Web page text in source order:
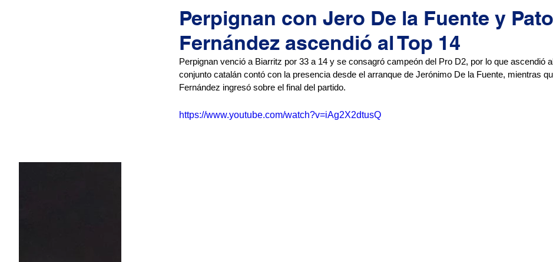
Perpignan con Jero De la Fuente y Pato
Fernández ascendió al Top 14
Perpignan venció a Biarritz por 33 a 14 y se consagró campeón del Pro D2, por lo que ascendió
conjunto catalán contó con la presencia desde el arranque de Jerónimo De la Fuente, mientras
Fernández ingresó sobre el final del partido.
https://www.youtube.com/watch?v=iAg2X2dtusQ